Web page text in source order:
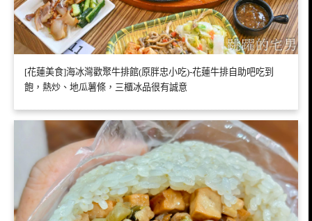
[花蓮美食]海冰灣歡聚牛排館(原胖忠小吃)-花蓮牛排自助吧吃到
飽，熱炒、地瓜薯條，三櫃冰品很有誠意